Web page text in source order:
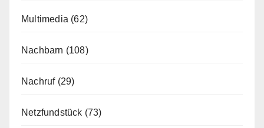
Multimedia (62)
Nachbarn (108)
Nachruf(29)
Netzfundstück (73)